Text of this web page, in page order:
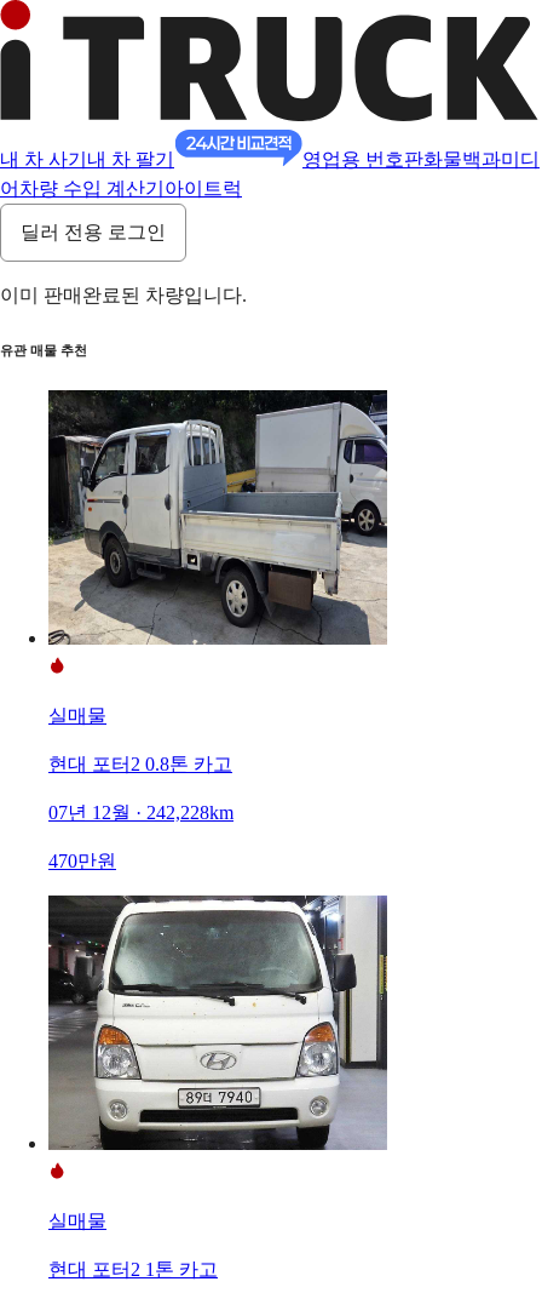
내 차 사기 내 차 팔기 영업용 번호판화물백과미디
어 차량 수입 계산기 아이트럭
딜러 전용 로그인
이미 판매완료된 차량입니다.
유관 매물 추천
실매물
현대 포터2 0.8톤 카고
07년 12월 · 242,228km
470만원
실매물
현대 포터2 1톤 카고